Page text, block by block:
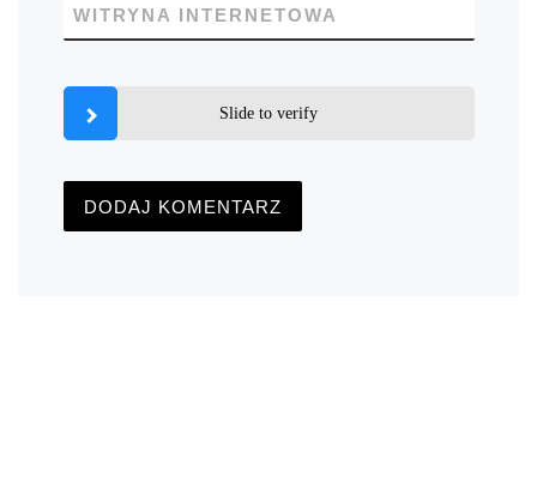
WITRYNA INTERNETOWA
Slide to verify